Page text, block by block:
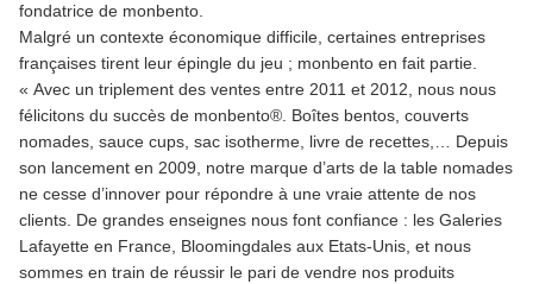
fondatrice de monbento.
Malgré un contexte économique difficile, certaines entreprises
françaises tirent leur épingle du jeu ; monbento en fait partie.
« Avec un triplement des ventes entre 2011 et 2012, nous nous
félicitons du succès de monbento®. Boîtes bentos, couverts
nomades, sauce cups, sac isotherme, livre de recettes,… Depuis
son lancement en 2009, notre marque d’arts de la table nomades
ne cesse d’innover pour répondre à une vraie attente de nos
clients. De grandes enseignes nous font confiance : les Galeries
Lafayette en France, Bloomingdales aux Etats-Unis, et nous
sommes en train de réussir le pari de vendre nos produits